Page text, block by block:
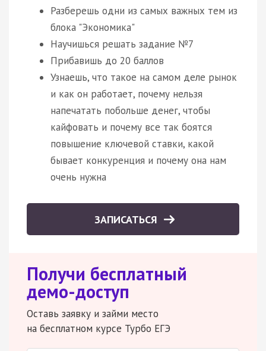
Разберешь одни из самых важных тем из
блока "Экономика"
Научишься решать задание №7
Прибавишь до 20 баллов
Узнаешь, что такое на самом деле рынок
и как он работает, почему нельзя
напечатать побольше денег, чтобы
кайфовать и почему все так боятся
повышение ключевой ставки, какой
бывает конкуренция и почему она нам
очень нужна
ЗАПИСАТЬСЯ
Получи бесплатный
демо-доступ
Оставь заявку и займи место
на бесплатном курсе Турбо ЕГЭ